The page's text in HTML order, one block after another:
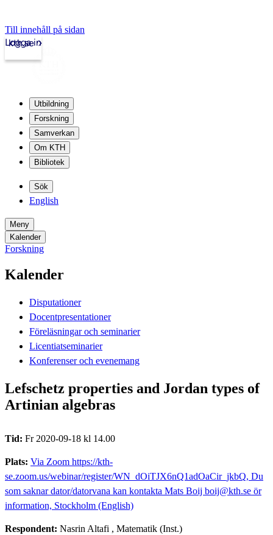
Till innehåll på sidan
kth.se
Logga in
Utbildning
Forskning
Samverkan
Om KTH
Bibliotek
Sök
English
Meny
Kalender
Forskning
Kalender
Disputationer
Docentpresentationer
Föreläsningar och seminarier
Licentiatseminarier
Konferenser och evenemang
Lefschetz properties and Jordan types of
Artinian algebras
Tid: Fr 2020-09-18 kl 14.00
Plats: Via Zoom https://kth-
se.zoom.us/webinar/register/WN_dOiTJX6nQ1adOaCir_jkbQ, Du
som saknar dator/datorvana kan kontakta Mats Boij boij@kth.se ör
information, Stockholm (English)
Respondent: Nasrin Altafi , Matematik (Inst.)